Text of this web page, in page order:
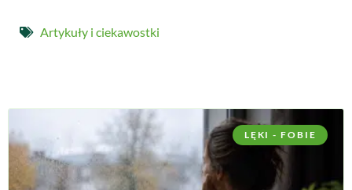
Artykuły i ciekawostki
LĘKI - FOBIE